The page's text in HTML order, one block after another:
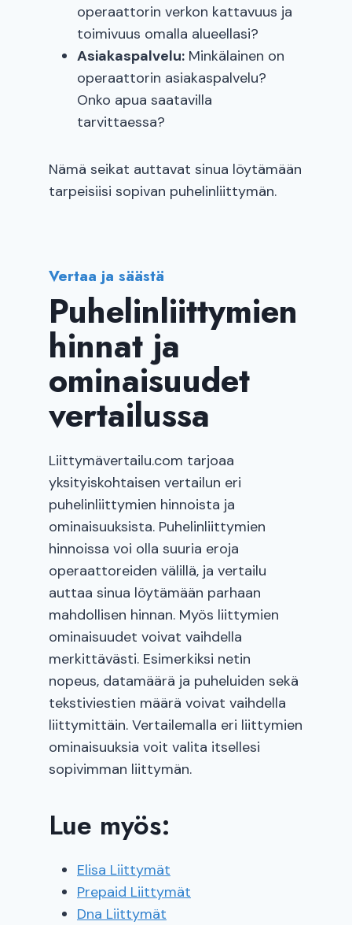
operaattorin verkon kattavuus ja
toimivuus omalla alueellasi?
Asiakaspalvelu: Minkälainen on
operaattorin asiakaspalvelu?
Onko apua saatavilla
tarvittaessa?
Nämä seikat auttavat sinua löytämään
tarpeisiisi sopivan puhelinliittymän.
Vertaa ja säästä
Puhelinliittymien
hinnat ja
ominaisuudet
vertailussa
Liittymävertailu.com tarjoaa
yksityiskohtaisen vertailun eri
puhelinliittymien hinnoista ja
ominaisuuksista. Puhelinliittymien
hinnoissa voi olla suuria eroja
operaattoreiden välillä, ja vertailu
auttaa sinua löytämään parhaan
mahdollisen hinnan. Myös liittymien
ominaisuudet voivat vaihdella
merkittävästi. Esimerkiksi netin
nopeus, datamäärä ja puheluiden sekä
tekstiviestien määrä voivat vaihdella
liittymittäin. Vertailemalla eri liittymien
ominaisuuksia voit valita itsellesi
sopivimman liittymän.
Lue myös:
Elisa Liittymät
Prepaid Liittymät
Dna Liittymät